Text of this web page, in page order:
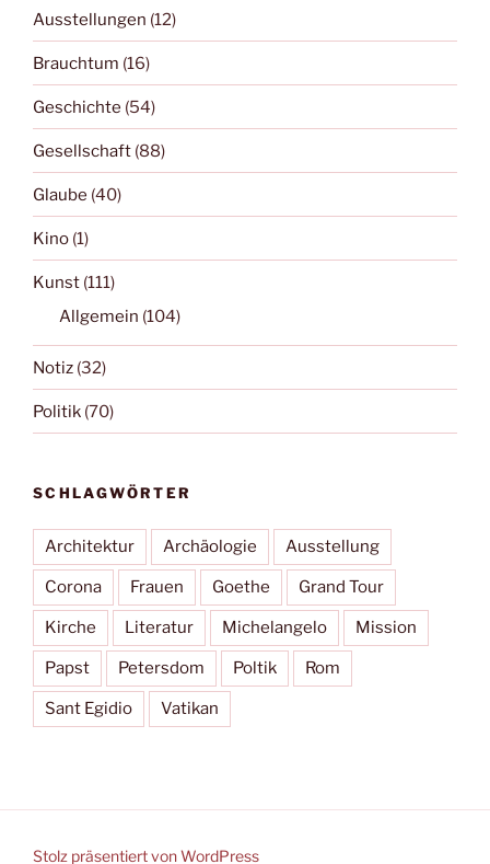
Ausstellungen (12)
Brauchtum (16)
Geschichte (54)
Gesellschaft (88)
Glaube (40)
Kino (1)
Kunst (111)
Allgemein (104)
Notiz (32)
Politik (70)
SCHLAGWÖRTER
Architektur Archäologie Ausstellung
Corona Frauen Goethe Grand Tour
Kirche Literatur Michelangelo Mission
Papst Petersdom Poltik Rom
Sant Egidio Vatikan
Stolz präsentiert von WordPress